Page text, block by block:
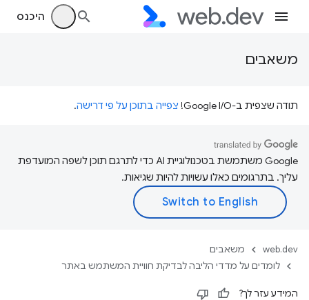
היכנס
משאבים
תודה שצפית ב-Google I/O! צפייה בתוכן על פי דרישה.
‫Google משתמשת בטכנולוגיית AI כדי לתרגם תוכן לשפה המועדפת
עליך. בתרגומים כאלו עשויות להיות שגיאות.
web.dev
משאבים
לומדים על מדדי הליבה לבדיקת חוויית המשתמש באתר
המידע עזר לך?